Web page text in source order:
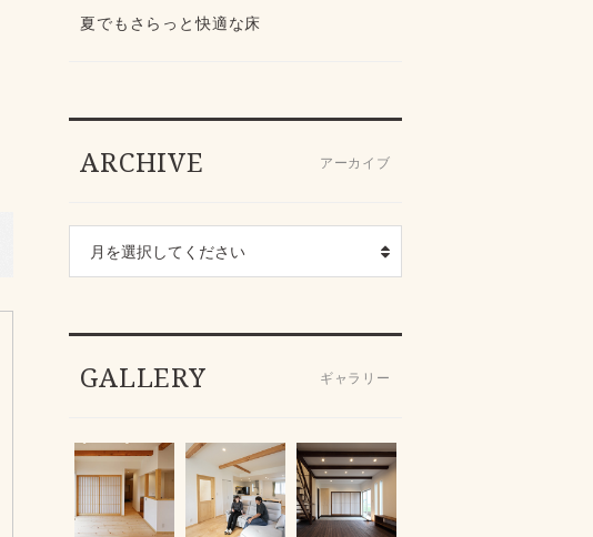
夏でもさらっと快適な床
ARCHIVE アーカイブ
GALLERY ギャラリー